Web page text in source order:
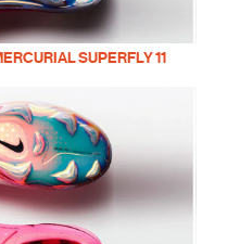
SUPERFLY 11